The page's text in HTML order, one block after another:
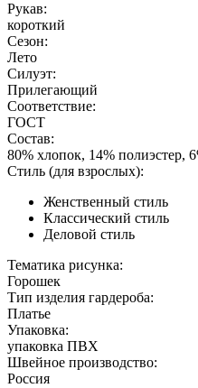
Рукав:
короткий
Сезон:
Лето
Силуэт:
Прилегающий
Соответствие:
ГОСТ
Состав:
80% хлопок, 14% полиэстер,
Стиль (для взрослых):
Женственный стиль
Классический стиль
Деловой стиль
Тематика рисунка:
Горошек
Тип изделия гардероба:
Платье
Упаковка:
упаковка ПВХ
Швейное производство:
Россия